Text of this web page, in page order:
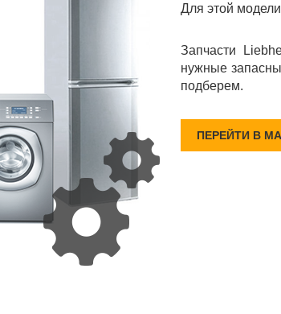
Для этой
Запчасти
нужные
подберем.
ПЕРЕЙТИ В